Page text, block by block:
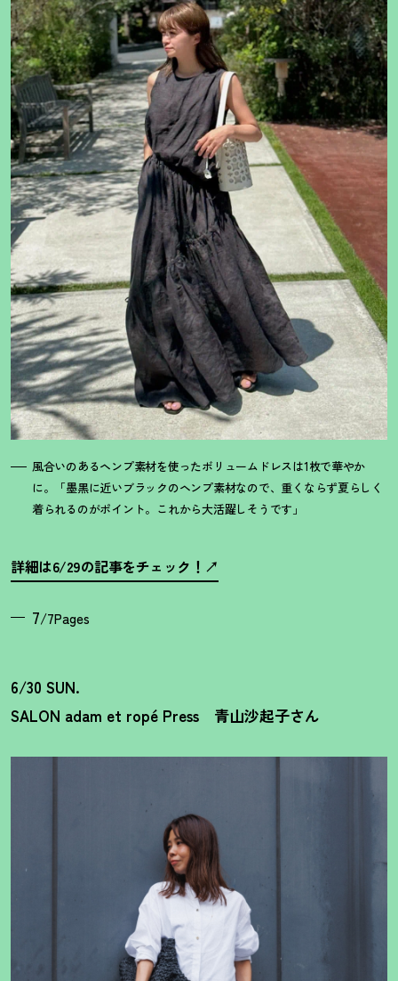
風合いのあるヘンプ素材を使ったボリュームドレスは1枚で華やか
に。「墨黒に近いブラックのヘンプ素材なので、重くならず夏らしく
着られるのがポイント。これから大活躍しそうです」
詳細は6/29の記事をチェック ！
7/7Pages
6/30 SUN.
SALON adam et ropé Press 青山沙起子さん